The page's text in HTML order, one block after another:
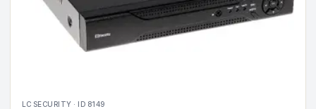
LC SECURITY · ID 8149